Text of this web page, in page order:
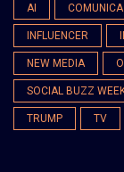
AI
INFLUENCER
NEW MEDIA
SOCIAL BUZZ
TRUMP TV